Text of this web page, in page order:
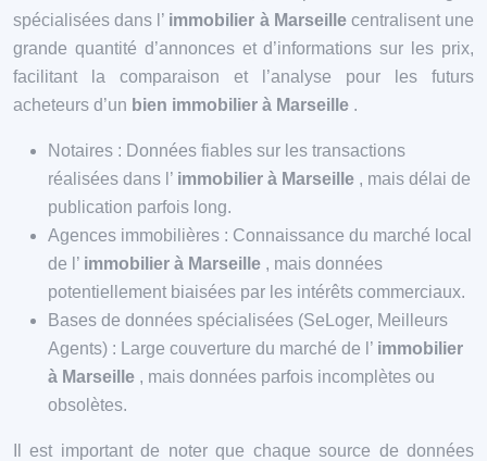
spécialisées dans l’ immobilier à Marseille centralisent une
grande quantité d’annonces et d’informations sur les prix,
facilitant la comparaison et l’analyse pour les futurs
acheteurs d’un bien immobilier à Marseille .
Notaires : Données fiables sur les transactions
réalisées dans l’ immobilier à Marseille , mais délai de
publication parfois long.
Agences immobilières : Connaissance du marché local
de l’ immobilier à Marseille , mais données
potentiellement biaisées par les intérêts commerciaux.
Bases de données spécialisées (SeLoger, Meilleurs
Agents) : Large couverture du marché de l’ immobilier
à Marseille , mais données parfois incomplètes ou
obsolètes.
Il est important de noter que chaque source de données